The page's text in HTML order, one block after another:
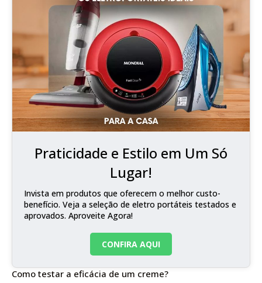
Praticidade e Estilo em Um Só
Lugar!
Invista em produtos que oferecem o melhor custo-
benefício. Veja a seleção de eletro portáteis testados e
aprovados. Aproveite Agora!
CONFIRA AQUI
Como testar a eficácia de um creme?